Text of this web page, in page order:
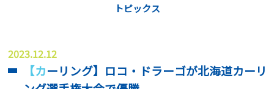
トピックス
2023.12.12
【カーリング】ロコ・ドラーゴが北海道カーリ